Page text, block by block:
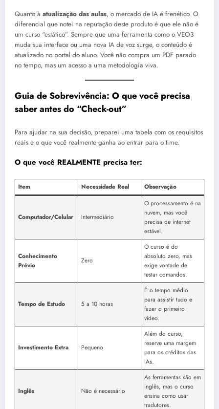
Quanto à atualização das aulas, o mercado de IA é frenético. O
diferencial que notei na reputação deste produto é que ele não é
um curso “estático”. Sempre que uma ferramenta como o VEO3
muda sua interface ou uma nova IA de voz surge, o conteúdo é
atualizado no portal do aluno. Você não compra um PDF parado
no tempo, mas um acesso a uma metodologia viva.
Guia de Sobrevivência: O que você precisa
saber antes do “Check-out”
Para ajudar na sua decisão, preparei uma tabela com os requisitos
reais e o que você realmente ganha ao entrar para o time.
O que você REALMENTE precisa ter:
Item Necessidade Real Observação
Computador/Celular Intermediário
O processamento é na
nuvem, mas você
precisa de internet
estável.
Conhecimento
Prévio
Zero
O curso é do
absoluto zero, mas
exige vontade de
testar comandos.
Tempo de Estudo 5 a 10 horas
É o tempo médio
para assistir tudo e
fazer o primeiro
vídeo.
Investimento Extra Pequeno
Além do curso,
reserve uma margem
para os créditos das
IAs.
Inglês Não é necessário
As ferramentas são em
inglês, mas o curso
ensina como usar
tradutores.